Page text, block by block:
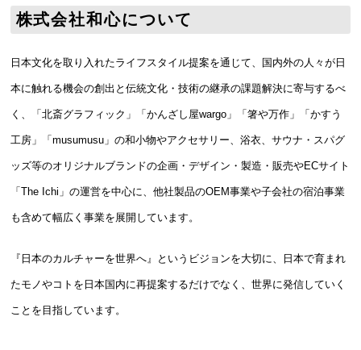
株式会社和心について
日本文化を取り入れたライフスタイル提案を通じて、国内外の人々が日
本に触れる機会の創出と伝統文化・技術の継承の課題解決に寄与するべ
く、「北斎グラフィック」「かんざし屋wargo」「箸や万作」「かすう
工房」「musumusu」の和小物やアクセサリー、浴衣、サウナ・スパグ
ッズ等のオリジナルブランドの企画・デザイン・製造・販売やECサイト
「The Ichi」の運営を中心に、他社製品のOEM事業や子会社の宿泊事業
も含めて幅広く事業を展開しています。
『日本のカルチャーを世界へ』というビジョンを大切に、日本で育まれ
たモノやコトを日本国内に再提案するだけでなく、世界に発信していく
ことを目指しています。